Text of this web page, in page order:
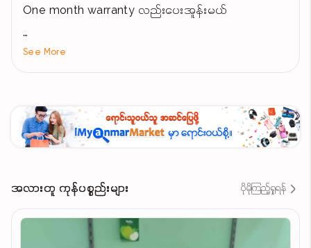
One month warranty လည်းပေးအူန်းမယ်
Window 10/11 လိုချင်တယ့်windowလည်းssdတစ်လုံး
PRICE
SSD 256GB - 68000
ရန်ကုန် ပန်းဆိုးတန်းမှတ်တိုင်အနီး
See More
အလားတူ ကုန်ပစ္စည်းများ ပိုမိုကြည့်ရှုရန်